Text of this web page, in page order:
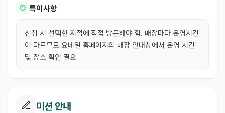
특이사항
신청 시 선택한 지점에 직접 방문해야 함. 매장마다 운영시간
이 다르므로 요네일 홈페이지의 매장 안내창에서 운영 시간
및 장소 확인 필요
미션 안내